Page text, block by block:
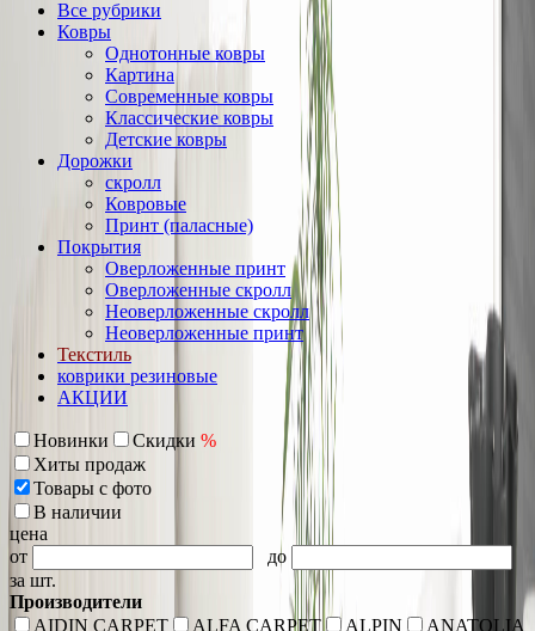
Все рубрики
Ковры
Однотонные ковры
Картина
Современные ковры
Классические ковры
Детские ковры
Дорожки
скролл
Ковровые
Принт (паласные)
Покрытия
Оверложенные принт
Оверложенные скролл
Неоверложенные скролл
Неоверложенные принт
Текстиль
коврики резиновые
АКЦИИ
Новинки Скидки %
Хиты продаж
Товары с фото
В наличии
цена
от
до
за шт.
Производители
AIDIN CARPET
ALFA CARPET ALPIN
ANATOLIA